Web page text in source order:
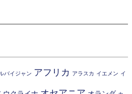
バイジャン アフリカ アラスカ イエメン イ